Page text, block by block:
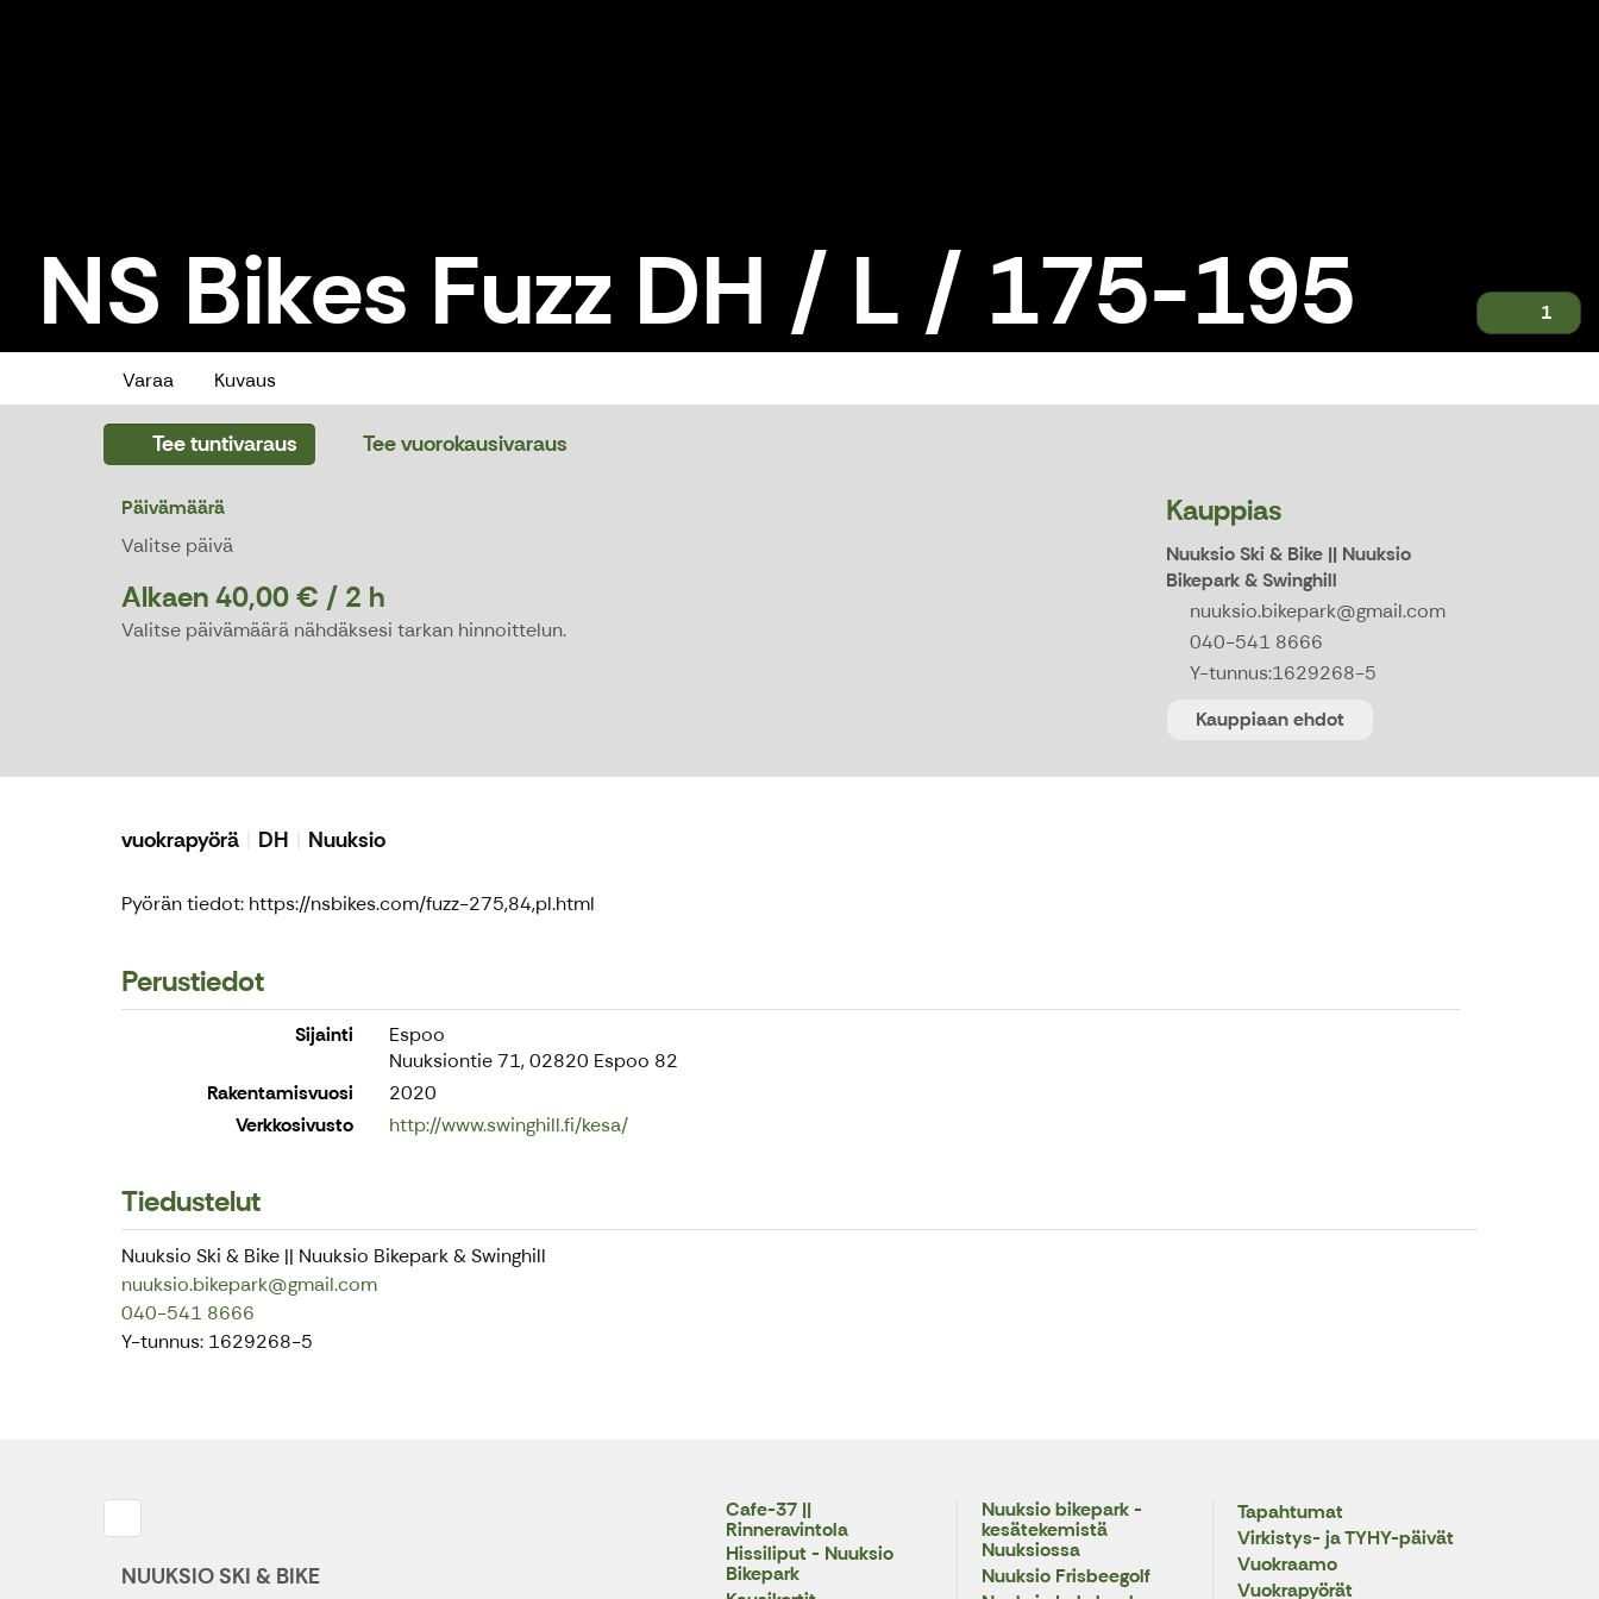
NS Bikes Fuzz DH / L / 175-195 1
NS Bikes Fuzz DH / L / 175-195
Varaa Kuvaus
Tee tuntivaraus Tee vuorokausivaraus
Päivämäärä
Valitse päivä
Alkaen 40,00 € / 2 h
Valitse päivämäärä nähdäksesi tarkan hinnoittelun.
Kauppias
Nuuksio Ski & Bike || Nuuksio
Bikepark & Swinghill
nuuksio.bikepark@gmail.com
040-541 8666
Y-tunnus:1629268-5
Kauppiaan ehdot
vuokrapyörä DH Nuuksio
Pyörän tiedot: https://nsbikes.com/fuzz-275,84,pl.html
Perustiedot
Sijainti
Espoo
Nuuksiontie 71, 02820 Espoo 82
Rakentamisvuosi
2020
Verkkosivusto
http://www.swinghill.fi/kesa/
Tiedustelut
Nuuksio Ski & Bike || Nuuksio Bikepark & Swinghill
nuuksio.bikepark@gmail.com
040-541 8666
Y-tunnus: 1629268-5
NUUKSIO SKI & BIKE
Cafe-37 ||
Rinneravintola
Hissiliput - Nuuksio
Bikepark
Nuuksio bikepark -
kesätekemistä
Nuuksiossa
Nuuksio Frisbeegolf
Tapahtumat
Virkistys- ja TYHY-päivät
Vuokraamo
Vuokrapyörät